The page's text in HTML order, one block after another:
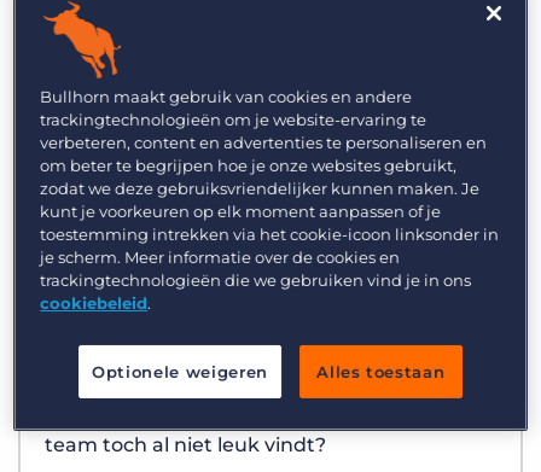
Best Practices
team toch al niet leuk vindt?
Bullhorn maakt gebruik van cookies en andere
trackingtechnologieën om je website-ervaring te
verbeteren, content en advertenties te personaliseren en
om beter te begrijpen hoe je onze websites gebruikt,
zodat we deze gebruiksvriendelijker kunnen maken. Je
kunt je voorkeuren op elk moment aanpassen of je
toestemming intrekken via het cookie-icoon linksonder in
je scherm. Meer informatie over de cookies en
trackingtechnologieën die we gebruiken vind je in ons
cookiebeleid.
Optionele weigeren Alles toestaan